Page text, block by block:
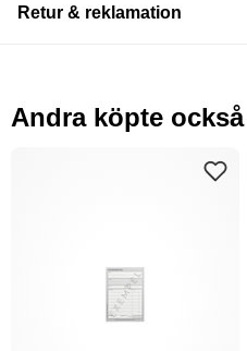
Retur & reklamation
Andra köpte också